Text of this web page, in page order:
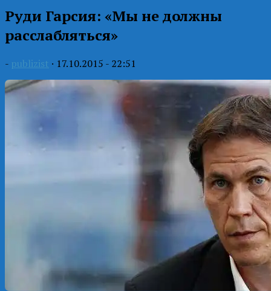
Руди Гарсия: «Мы не должны
расслабляться»
- publizist · 17.10.2015 - 22:51